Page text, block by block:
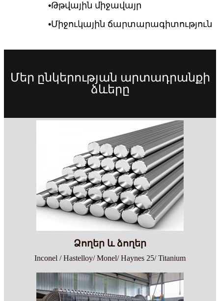
•Թթվային միջավայր
•Միջուկային ճարտարագիտություն
Մեր ընկերության արտադրանքի
ձևերը
Ձողեր և ձողեր
Inconel / Hastelloy/ Monel/ Haynes 25/ Titanium